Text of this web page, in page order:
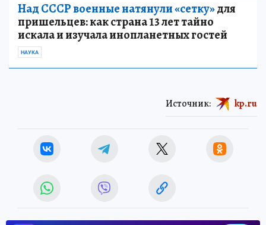
Над СССР военные натянули «сетку»для
пришельцев: как страна 13 лет тайно
искала и изучала инопланетных гостей
НАУКА
Источник: kp.ru